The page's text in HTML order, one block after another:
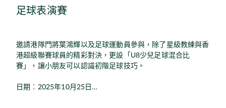
足球表演賽
邀請港隊門將葉鴻輝以及足球運動員參與，除了星級教練與香
港超級聯賽球員的精彩對決，更設「U8少兒足球混合比
賽」，讓小朋友可以認識初階足球技巧。
日期︰2025年10月25日